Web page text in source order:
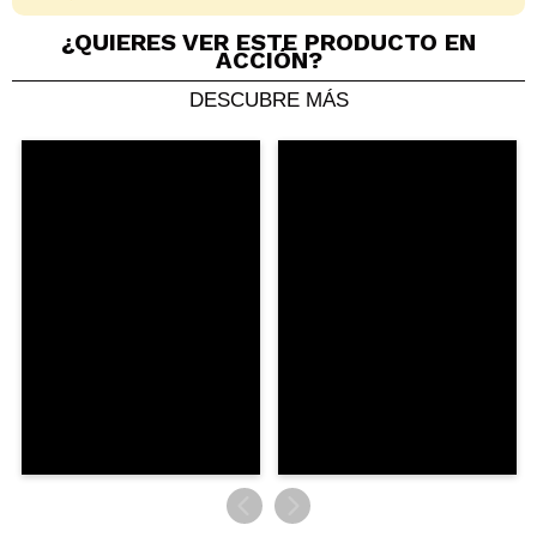
¿QUIERES VER ESTE PRODUCTO EN
ACCIÓN?
DESCUBRE MÁS